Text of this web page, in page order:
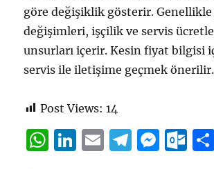
göre değişiklik gösterir. Genellikle
değişimleri, işçilik ve servis
unsurları içerir. Kesin fiyat bilgisi
servis ile iletişime geçmek önerilir.
Post Views: 14
W Li E
T
M O